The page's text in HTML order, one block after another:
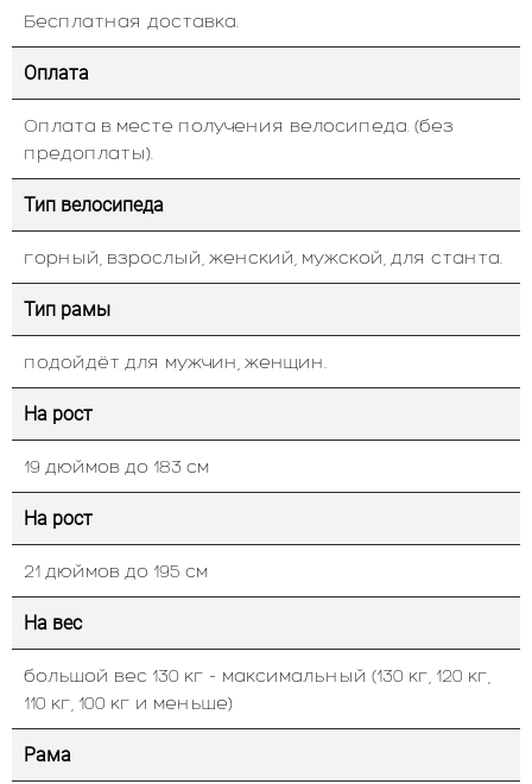
Бесплатная доставка.
Оплата
Оплата в месте получения велосипеда. (без
предоплаты).
Тип велосипеда
горный, взрослый, женский, мужской, для станта.
Тип рамы
подойдёт для мужчин, женщин.
На рост
19 дюймов до 183 см
На рост
21 дюймов до 195 см
На вес
большой вес 130 кг - максимальный (130 кг, 120 кг,
110 кг, 100 кг и меньше)
Рама